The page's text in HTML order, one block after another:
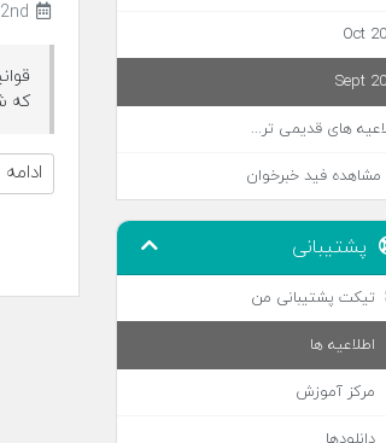
Oct
Sept
های قدیمی تر...
مشاهده فید خبرخوان
پشتیبانی
تیکت پشتیبانی من
اطلاعیه ها
مرکز آموزش
که